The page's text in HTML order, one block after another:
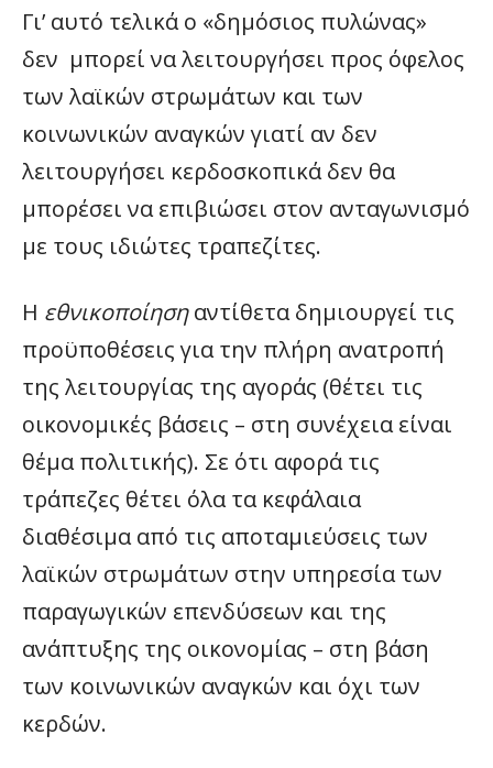
Γι’ αυτό τελικά ο «δημόσιος πυλώνας»
δεν μπορεί να λειτουργήσει προς όφελος
των λαϊκών στρωμάτων και των
κοινωνικών αναγκών γιατί αν δεν
λειτουργήσει κερδοσκοπικά δεν θα
μπορέσει να επιβιώσει στον ανταγωνισμό
με τους ιδιώτες τραπεζίτες.
Η εθνικοποίησηαντίθετα δημιουργεί τις
προϋποθέσεις για την πλήρη ανατροπή
της λειτουργίας της αγοράς (θέτει τις
οικονομικές βάσεις – στη συνέχεια είναι
θέμα πολιτικής). Σε ότι αφορά τις
τράπεζες θέτει όλα τα κεφάλαια
διαθέσιμα από τις αποταμιεύσεις των
λαϊκών στρωμάτων στην υπηρεσία των
παραγωγικών επενδύσεων και της
ανάπτυξης της οικονομίας – στη βάση
των κοινωνικών αναγκών και όχι των
κερδών.